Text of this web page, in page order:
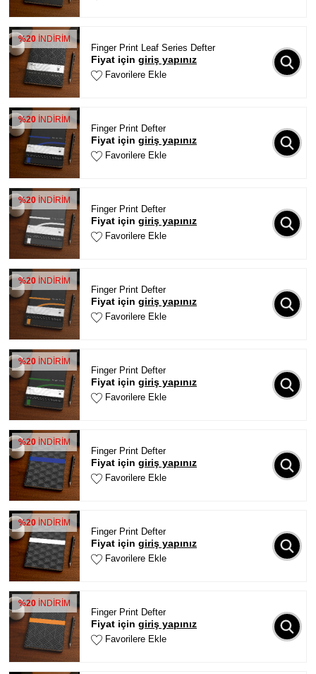
%20İNDİRİM
Finger Print Leaf Series Defter
Fiyat için giriş yapınız
Favorilere Ekle
%20 İNDİRİM
Finger Print Defter
Fiyat için giriş yapınız
Favorilere Ekle
%20İNDİRİM
Finger Print Defter
Fiyat için giriş yapınız
Favorilere Ekle
%20 İNDİRİM
Finger Print Defter
Fiyat için giriş yapınız
Favorilere Ekle
%20 İNDİRİM
Finger Print Defter
Fiyat için giriş yapınız
Favorilere Ekle
%20İNDİRİM
Finger Print Defter
Fiyat için giriş yapınız
Favorilere Ekle
%20İNDİRİM
Finger Print Defter
Fiyat için giriş yapınız
Favorilere Ekle
%20 İNDİRİM
Finger Print Defter
Fiyat için giriş yapınız
Favorilere Ekle